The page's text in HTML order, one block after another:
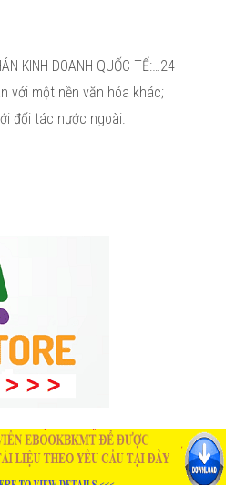
KINH DOANH QUỐC TẾ:…24
với một nền văn hóa khác;
đối tác nước ngoài.